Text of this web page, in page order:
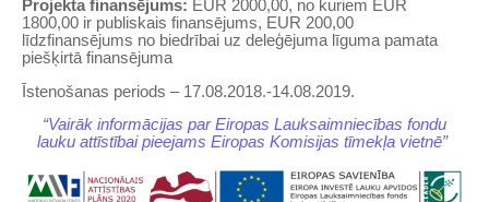
Projekta finansējums: EUR 2000,00, no kuriem EUR
1800,00 ir publiskais finansējums, EUR 200,00
līdzfinansējums no biedrībai uz deleģējuma līguma pamata
piešķirtā finansējuma
Īstenošanas periods – 17.08.2018.-14.08.2019.
“Vairāk informācijas par Eiropas Lauksaimniecības fondu
lauku attīstībai pieejams Eiropas Komisijas tīmekļa vietnē”